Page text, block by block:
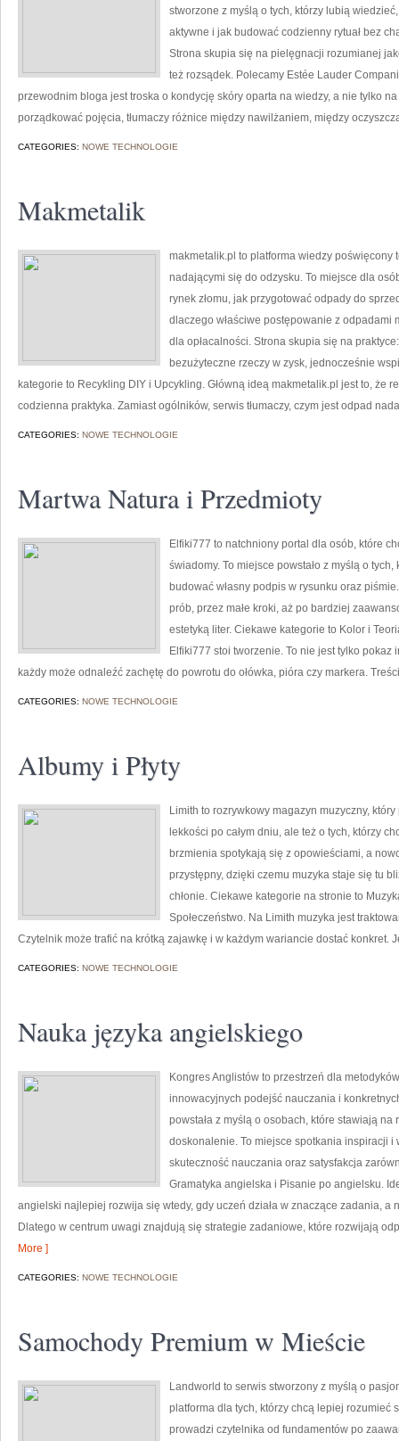
stworzone z myślą o tych, którzy lubią
aktywne i jak budować codzienny rytuał bez
Strona skupia się na pielęgnacji rozumianej
też rozsądek. Polecamy Estée Lauder
przewodnim bloga jest troska o kondycję skóry oparta na wiedzy, a nie tylko
porządkować pojęcia, tłumaczy różnice między nawilżaniem, między
CATEGORIES: NOWE TECHNOLOGIE
Makmetalik
makmetalik.pl to platforma wiedzy poświęcony
nadającymi się do odzysku. To miejsce dla
rynek złomu, jak przygotować odpady do
dlaczego właściwe postępowanie z
dla opłacalności. Strona skupia się na
bezużyteczne rzeczy w zysk, jednocześnie
kategorie to Recykling DIY i Upcykling. Główną ideą makmetalik.pl jest to, że
codzienna praktyka. Zamiast ogólników, serwis tłumaczy, czym jest odpad
CATEGORIES: NOWE TECHNOLOGIE
Martwa Natura i Przedmioty
Elfiki777 to natchniony portal dla osób, które
świadomy. To miejsce powstało z myślą o
budować własny podpis w rysunku oraz
prób, przez małe kroki, aż po bardziej
estetyką liter. Ciekawe kategorie to Kolor i
Elfiki777 stoi tworzenie. To nie jest tylko
każdy może odnaleźć zachętę do powrotu do ołówka, pióra czy markera.
CATEGORIES: NOWE TECHNOLOGIE
Albumy i Płyty
Limith to rozrywkowy magazyn muzyczny,
lekkości po całym dniu, ale też o tych, którzy
brzmienia spotykają się z opowieściami, a
przystępny, dzięki czemu muzyka staje się tu
chłonie. Ciekawe kategorie na stronie to
Społeczeństwo. Na Limith muzyka jest
Czytelnik może trafić na krótką zajawkę i w każdym wariancie dostać konkret.
CATEGORIES: NOWE TECHNOLOGIE
Nauka języka angielskiego
Kongres Anglistów to przestrzeń dla
innowacyjnych podejść nauczania i
powstała z myślą o osobach, które stawiają na
doskonalenie. To miejsce spotkania inspiracji
skuteczność nauczania oraz satysfakcja
Gramatyka angielska i Pisanie po angielsku.
angielski najlepiej rozwija się wtedy, gdy uczeń działa w znaczące zadania,
Dlatego w centrum uwagi znajdują się strategie zadaniowe, które rozwijają
More ]
CATEGORIES: NOWE TECHNOLOGIE
Samochody Premium w Mieście
Landworld to serwis stworzony z myślą o
platforma dla tych, którzy chcą lepiej rozumieć
prowadzi czytelnika od fundamentów po